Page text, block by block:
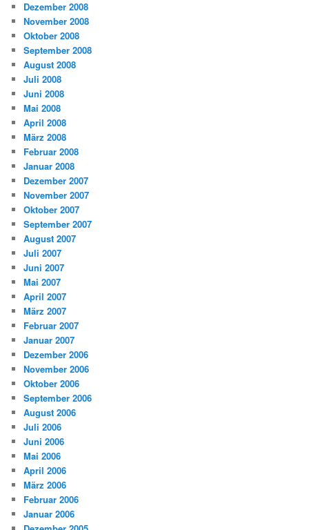
Dezember 2008
November 2008
Oktober 2008
September 2008
August 2008
Juli 2008
Juni 2008
Mai 2008
April 2008
März 2008
Februar 2008
Januar 2008
Dezember 2007
November 2007
Oktober 2007
September 2007
August 2007
Juli 2007
Juni 2007
Mai 2007
April 2007
März 2007
Februar 2007
Januar 2007
Dezember 2006
November 2006
Oktober 2006
September 2006
August 2006
Juli 2006
Juni 2006
Mai 2006
April 2006
März 2006
Februar 2006
Januar 2006